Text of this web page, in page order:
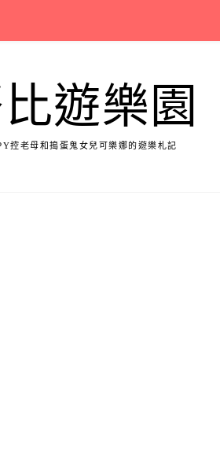
遊樂園
控老母和搗蛋鬼女兒可樂娜的遊樂札記